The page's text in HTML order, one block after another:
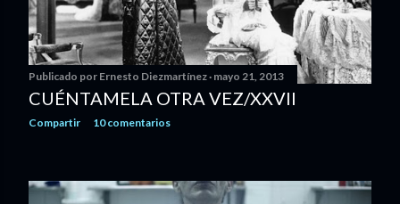
Publicado por Ernesto Diezmartínez mayo 21, 2013
CUÉNTAMELA OTRA VEZ/XXVII
Compartir 10 comentarios